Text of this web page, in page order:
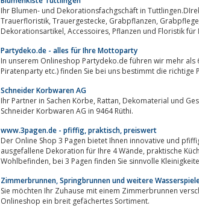
Ihr Blumen- und Dekorationsfachgschäft in Tuttlingen.DIrekt am Friedhof
Trauerfloristik, Trauergestecke, Grabpflanzen, Grabpflege, Grabdauerpflege.Ebenfalls finden Sie bei uns besondere
Dekorationsartikel, Accessoires,
Partydeko.de - alles für Ihre Mottoparty
In unserem Onlineshop Partydeko.de führen wir mehr
Piratenparty etc.) finden Sie bei uns bestimmt die richtige
Schneider Korbwaren AG
Ihr Partner in Sachen Körbe, Rattan, Dekomaterial und Geschenke. Herzlich Willkommen bei der Homepage der Firma
Schneider Korbwaren AG in 9464 Rüthi.
www.3pagen.de - pfiffig, praktisch, preiswert
Der Online Shop 3 Pagen bietet Ihnen innovative und pfiffige Ideen, die Ihnen den Alltag verschönern
ausgefallene Dekoration für Ihre 4 Wände, praktische Küchen- und Haushaltshelfer, ausgesuchte Gesundheitsartikel für Ihr
Zimmerbrunnen, Springbrunnen und weitere
Sie möchten Ihr Zuhause mit einem Zimmerbrunnen
Onlineshop ein breit gefächertes Sortiment.